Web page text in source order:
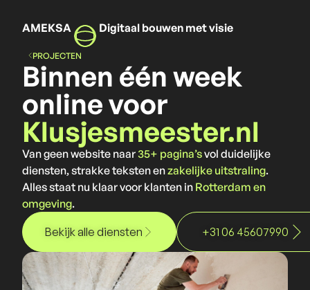
AMEKSA Digitaal bouwen met visie
PROJECTEN
Binnen één week
online voor
Klusjesmeester.nl
Van geen website naar35+ pagina’svol duidelijke
diensten, strakke teksten enzakelijke uitstraling.
Alles staat nu klaar voor klanten in Rotterdam en
omgeving.
Bekijk alle diensten +31 06 45607990